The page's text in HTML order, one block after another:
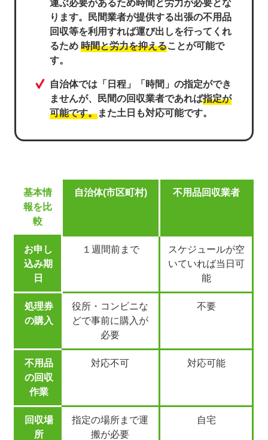
運ぶ必要があるため時間と労力が必要とな
ります。民間業者が提供する出張の不用品
回収等を利用すれば運び出しを行ってくれ
るため 時間と労力を抑えることが可能で
す。
自治体では「日程」「時間」の指定ができ
ませんが、民間の回収業者であれば指定が
可能です。また土日も対応可能です。
基本情
報を比
較
自治体(市区町村) 不用品回収業者
お申し
込み期
日
１週間前まで
スケジュールが空
いていれば当日可
能
処理券
の購入
役所・コンビニな
どで事前に購入が
必要
不要
不用品
の回収
作業
対応不可 対応可能
回収場
所
指定の場所まで運
搬が必要
自宅